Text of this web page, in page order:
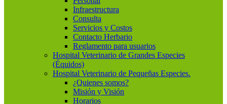
Infraestructura
Consulta
Servicios y Costos
Contacto Herbario
Reglamento para usuarios
Hospital Veterinario de Grandes Especies
(Équidos)
Hospital Veterinario de Pequeñas Especies.
¿Quienes somos?
Misión y Visión
Horarios